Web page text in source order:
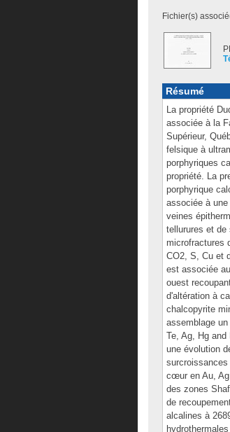
Fichier(s)
Résumé
La propriété
associée à la
Supérieur,
felsique à
porphyriques
propriété. La
porphyrique
associée à
veines
tellurures et
microfractures
CO2, S, Cu et
est associée
ouest
d'altération à
chalcopyrite
assemblage
Te, Ag, Hg
une évolution
cœur en Au,
des zones
de
alcalines à